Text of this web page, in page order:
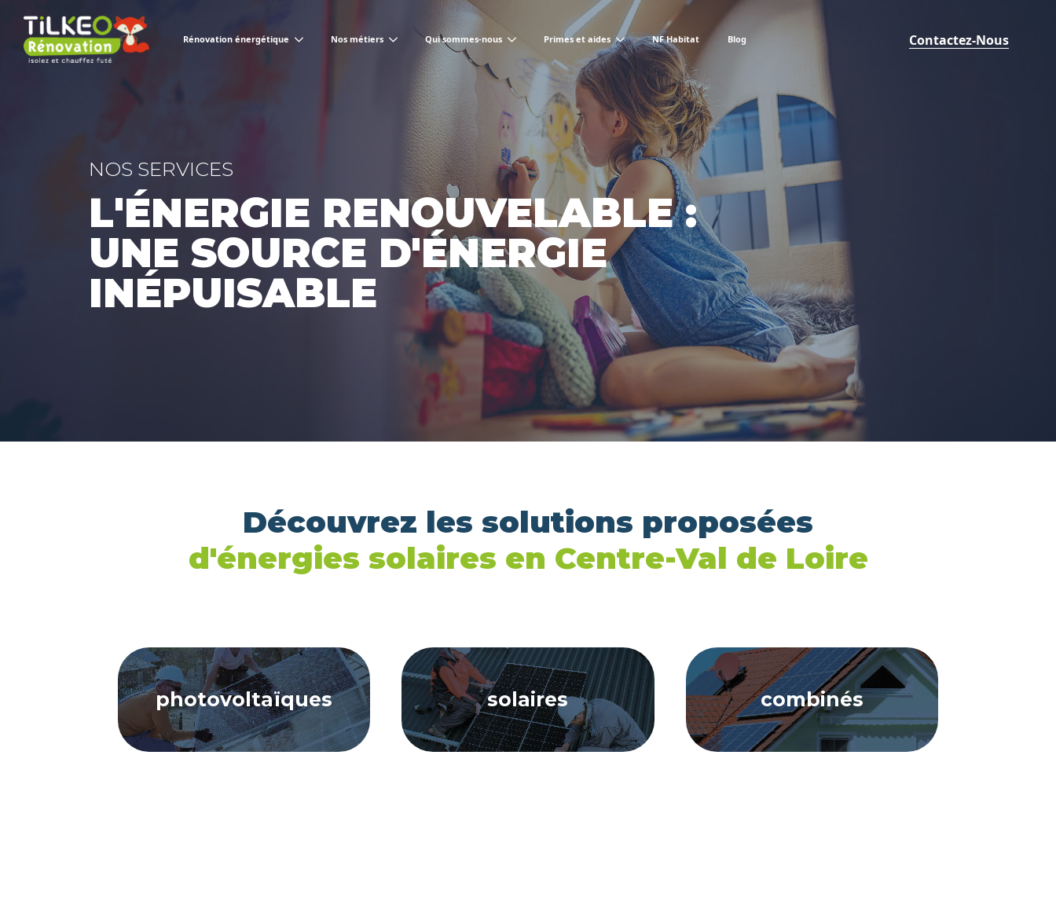
Rénovation énergétique Nos métiers Qui sommes-nous Primes et aides NF Habitat Blog Contactez-Nous
L'ÉNERGIE RENOUVELABLE :
UNE SOURCE D'ÉNERGIE
INÉPUISABLE
NOS SERVICES
Découvrez les solutions proposées
d'énergies solaires en Centre-Val de Loire
photovoltaïques solaires combinés